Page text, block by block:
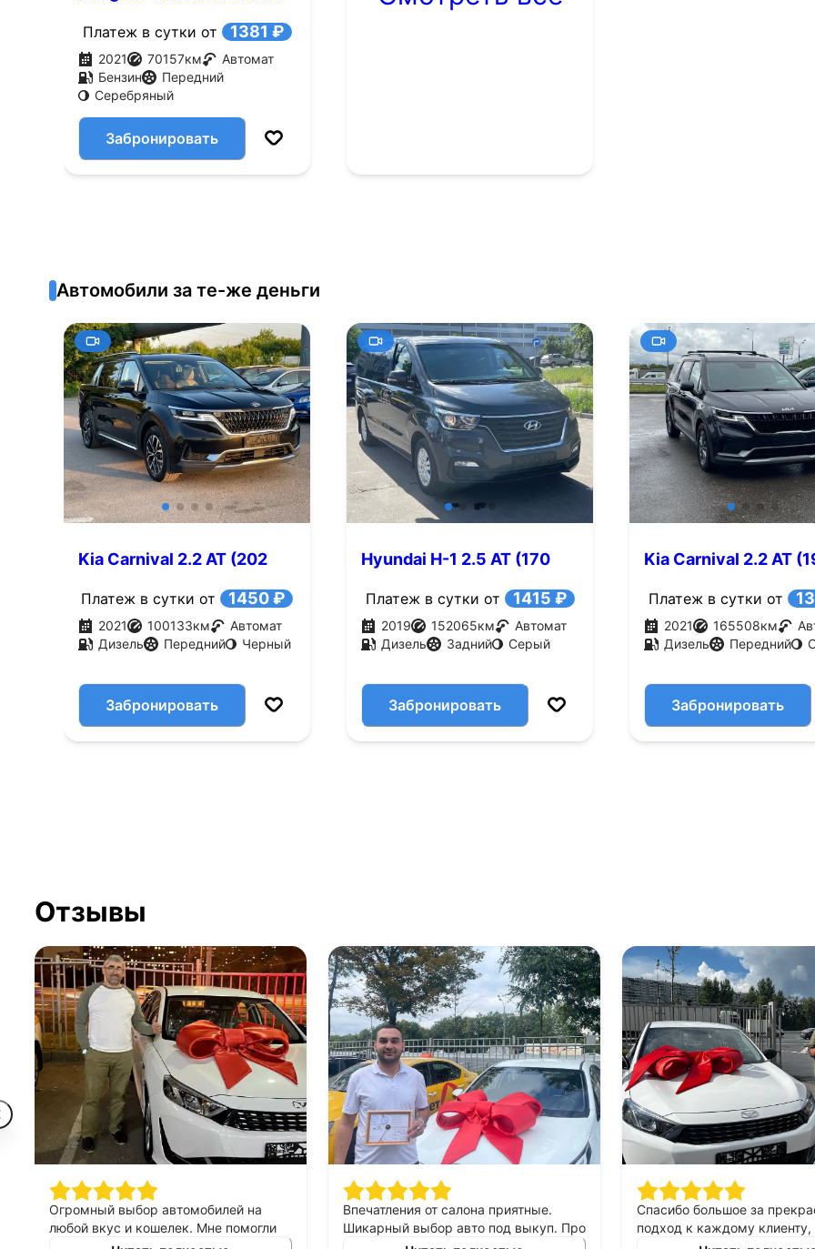
Платеж в сутки от 1381 ₽
2021 70157км
Автомат
Бензин
Передний
Серебряный
Забронировать
Автомобили за те-же деньги
Kia Carnival 2.2 AT (202
Платеж в сутки от 1450 ₽
2021 100133км
Автомат
Дизель
Передний Черный
Забронировать
Hyundai H-1 2.5 AT (170
Платеж в сутки от 1415 ₽
2019 152065км
Автомат
Дизель
Задний Серый
Забронировать
Kia Carnival 2.2 AT
Платеж в сутки от
2021 165508км
Дизель
Передний
Забронировать
Отзывы
Огромный выбор автомобилей на
любой вкус и кошелек. Мне помогли
найти машину, которая идеально
Впечатления от салона приятные.
Шикарный выбор авто под выкуп. Про
персонал могу сказать только
Спасибо большое за
подход к каждому
выборе автомобиля в